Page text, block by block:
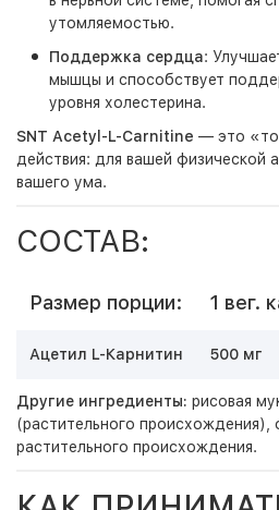
утомляемостью.
Поддержка сердца:
мышцы и способствует
уровня холестерина.
SNT Acetyl-L-Carnitine — это
действия: для вашей физической
вашего ума.
СОСТАВ:
Размер порции: 1 вег.
Ацетил L-Карнитин 500 мг
Другие ингредиенты: рисовая
(растительного происхождения),
растительного происхождения.